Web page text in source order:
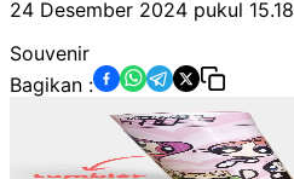
24 Desember 2024 pukul 15.18
Souvenir
Bagikan :